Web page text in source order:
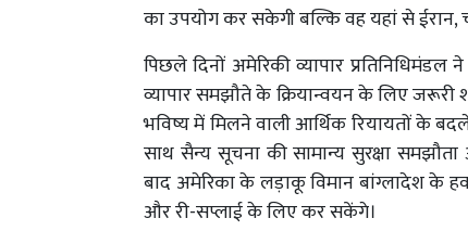
का उपयोग कर सकेगी बल्कि वह यहां से
पिछले दिनों अमेरिकी व्यापार प्रतिनिधिमंडल
व्यापार समझौते के क्रियान्वयन के लिए जरूरी
भविष्य में मिलने वाली आर्थिक रियायतों के
साथ सैन्य सूचना की सामान्य सुरक्षा
बाद अमेरिका के लड़ाकू विमान बांग्लादेश के
और री-सप्लाई के लिए कर सकेंगे।